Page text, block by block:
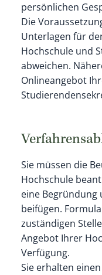
persönlichen
Die
Unterlagen für
Hochschule und
abweichen.
Onlineangebot
Sie müssen die
Hochschule
eine Begründung
beifügen.
zuständigen
Angebot Ihrer
Verfügung.
Sie erhalten